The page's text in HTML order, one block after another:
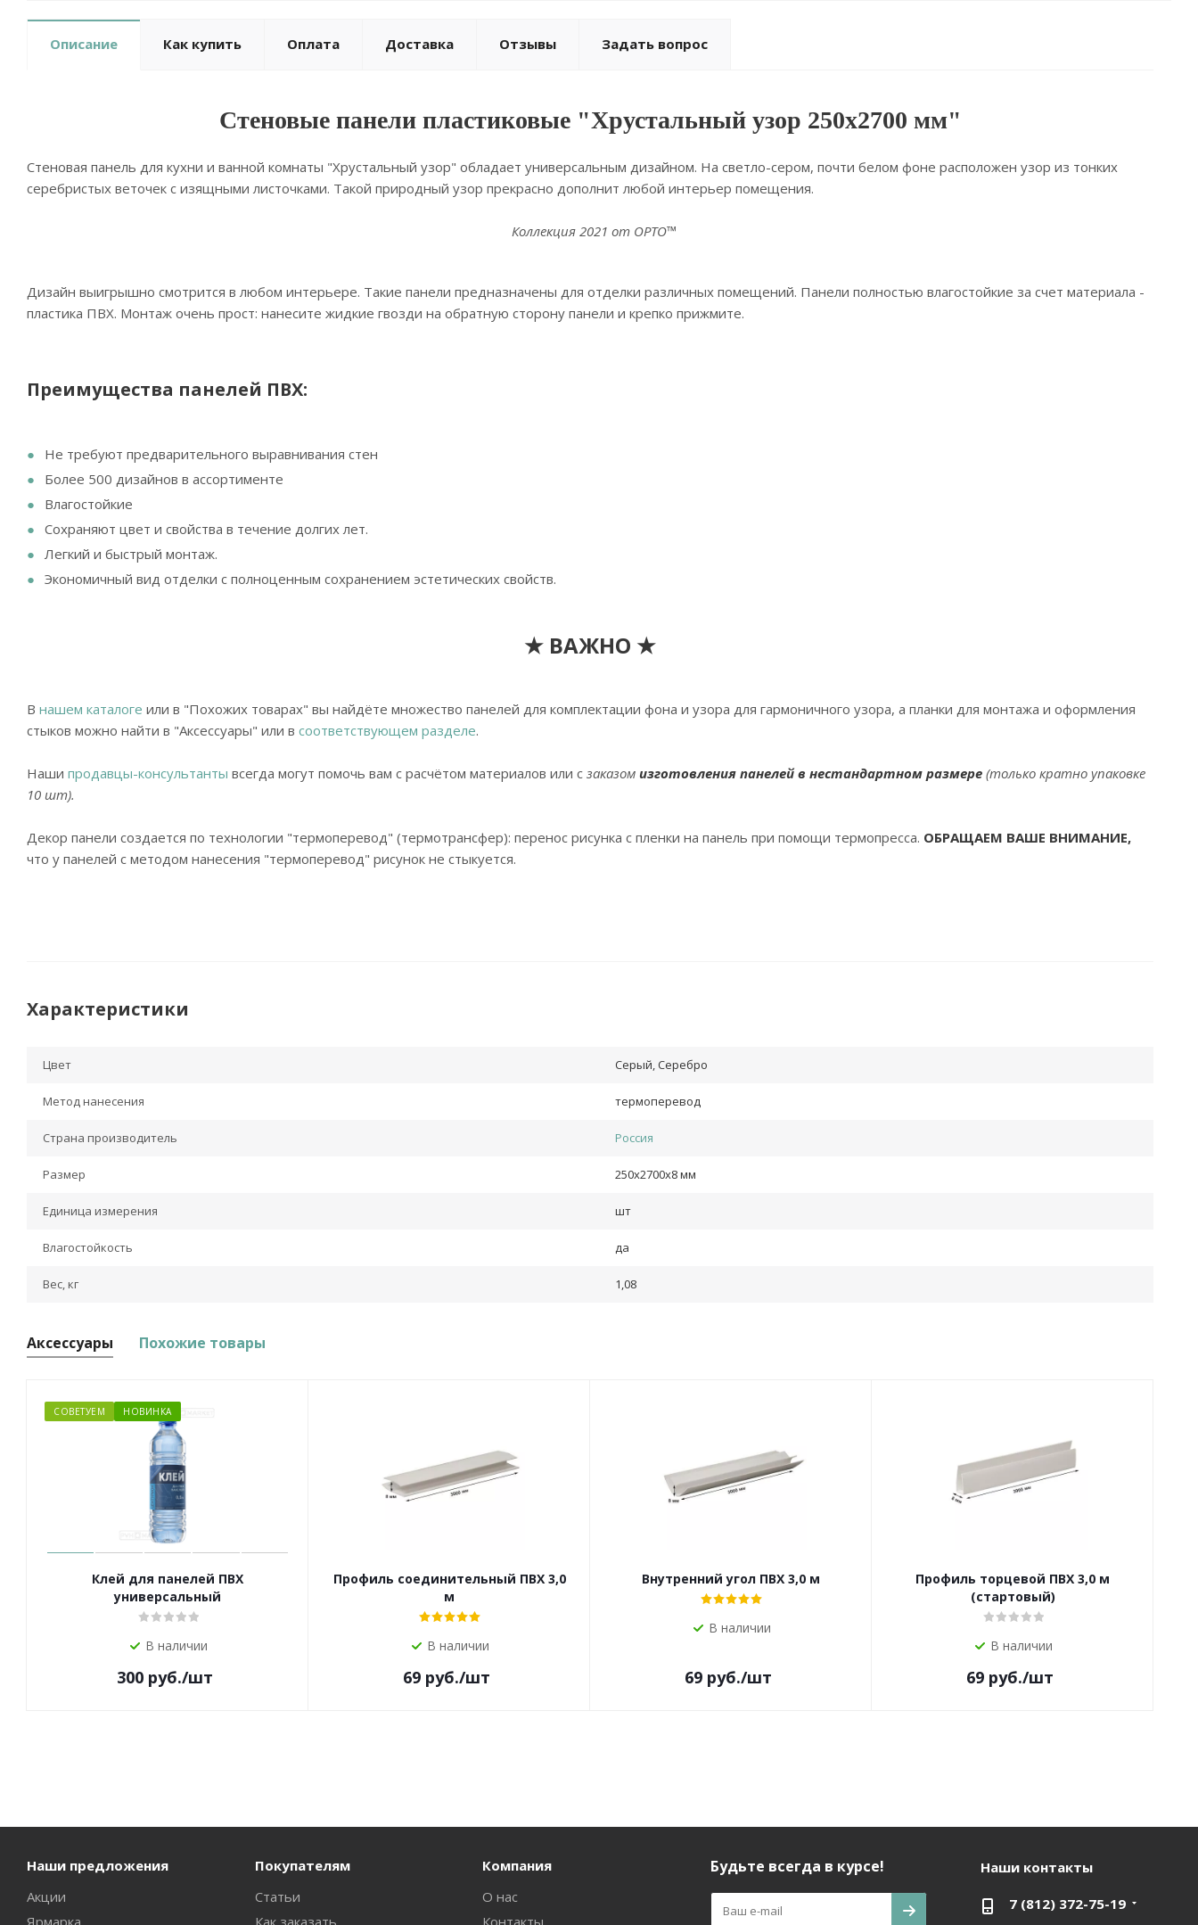
Описание Как купить Оплата Доставка Отзывы Задать вопрос
Стеновые панели пластиковые "Хрустальный узор 250х2700 мм"
Стеновая панель для кухни и ванной комнаты "Хрустальный узор" обладает универсальным дизайном. На светло-сером, почти белом фоне расположен узор из тонких
серебристых веточек с изящными листочками. Такой природный узор прекрасно дополнит любой интерьер помещения.
Коллекция 2021 от ОРТО™
Дизайн выигрышно смотрится в любом интерьере. Такие панели предназначены для отделки различных помещений. Панели полностью влагостойкие за счет материала -
пластика ПВХ. Монтаж очень прост: нанесите жидкие гвозди на обратную сторону панели и крепко прижмите.
Преимущества панелей ПВХ:
Не требуют предварительного выравнивания стен
Более 500 дизайнов в ассортименте
Влагостойкие
Сохраняют цвет и свойства в течение долгих лет.
Легкий и быстрый монтаж.
Экономичный вид отделки с полноценным сохранением эстетических свойств.
★ ВАЖНО ★
В нашем каталоге или в "Похожих товарах" вы найдёте множество панелей для комплектации фона и узора для гармоничного узора, а планки для монтажа и оформления
стыков можно найти в "Аксессуары" или в соответствующем разделе.
Наши продавцы-консультанты всегда могут помочь вам с расчётом материалов или с заказом изготовления панелей в нестандартном размере (только кратно упаковке
10 шт).
Декор панели создается по технологии "термоперевод" (термотрансфер): перенос рисунка с пленки на панель при помощи термопресса. ОБРАЩАЕМ ВАШЕ ВНИМАНИЕ,
что у панелей с методом нанесения "термоперевод" рисунок не стыкуется.
Характеристики
Цвет Серый, Серебро
Метод нанесения термоперевод
Страна производитель Россия
Размер 250х2700х8 мм
Единица измерения шт
Влагостойкость да
Вес, кг 1,08
Аксессуары Похожие товары
СОВЕТУЕМ НОВИНКА
Клей для панелей ПВХ
универсальный
В наличии
300руб./шт
Профиль соединительный ПВХ 3,0
м
В наличии
69руб./шт
Внутренний угол ПВХ 3,0 м
В наличии
69руб./шт
Профиль торцевой ПВХ 3,0 м
(стартовый)
В наличии
69руб./шт
Наши предложения
Акции
Ярмарка
Покупателям
Статьи
Как заказать
Компания
О нас
Контакты
Будьте всегда в курсе! Наши контакты
7 (812) 372-75-19